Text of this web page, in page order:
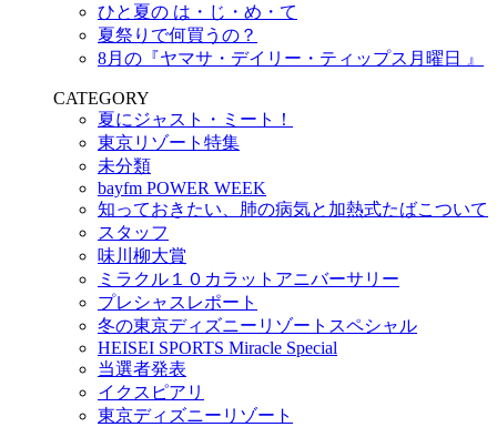
ひと夏の は・じ・め・て
夏祭りで何買うの？
8月の『ヤマサ・デイリー・ティップス月曜日 』
CATEGORY
夏にジャスト・ミート！
東京リゾート特集
未分類
bayfm POWER WEEK
知っておきたい、肺の病気と加熱式たばこついて
スタッフ
味川柳大賞
ミラクル１０カラットアニバーサリー
プレシャスレポート
冬の東京ディズニーリゾートスペシャル
HEISEI SPORTS Miracle Special
当選者発表
イクスピアリ
東京ディズニーリゾート